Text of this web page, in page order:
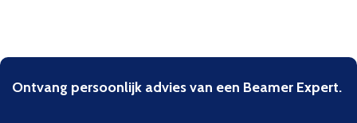
Ontvang persoonlijk advies van een Beamer Expert.